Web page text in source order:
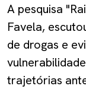
A pesquisa
Favela,
de drogas e
trajetórias